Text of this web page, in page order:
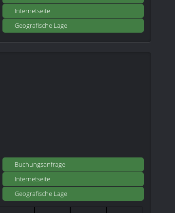
Internetseite
Geografische Lage
Buchungsanfrage
Internetseite
Geografische Lage